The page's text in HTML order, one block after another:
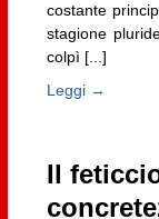
costante
stagione
colpì [...]
Leggi →
Il